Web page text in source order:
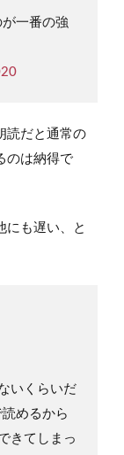
一番の強
読だと通常の
のは納得で
にも遅い、と
いくらいだ
めるから
きてしまっ